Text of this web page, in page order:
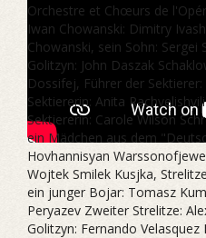
Orchestre et Chœurs de
Iwan Chowanski: Dimitry
Chowanski, sein Sohn:
Golitzyn: John Daszak
Dossifej, Führer der
Sektiererin: Anita
Sektiererin: Carole Wilson
ein Mädchen aus dem
Hovhannisyan
Wojtek Smilek Kusjka,
ein junger Bojar: Tomasz
Peryazev Zweiter Strelitze:
Golitzyn: Fernando Velasquez